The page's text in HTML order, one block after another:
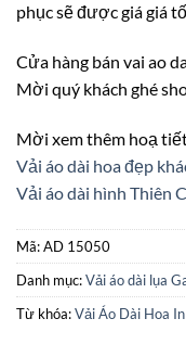
phục sẽ được giá giá
Cửa hàng bán vai ao
Mời quý khách ghé
Mời xem thêm hoạ
Vải áo dài hoa đẹp
Vải áo dài hình Thiên
Mã:AD 15050
Danh mục:Vải áo dài lụa
Từ khóa:Vải Áo Dài Hoa